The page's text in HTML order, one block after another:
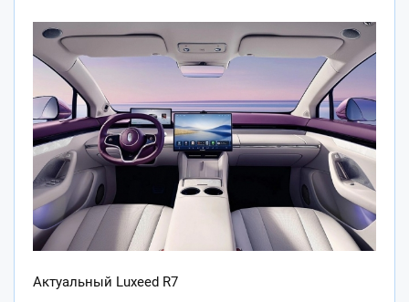
Актуальный Luxeed R7